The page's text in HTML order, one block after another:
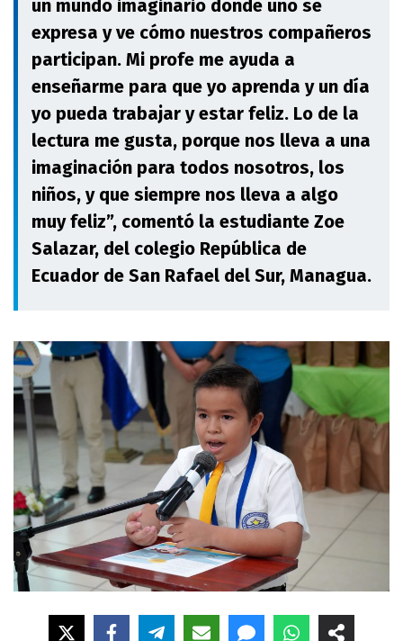
un mundo imaginario donde uno se
expresa y ve cómo nuestros compañeros
participan. Mi profe me ayuda a
enseñarme para que yo aprenda y un día
yo pueda trabajar y estar feliz. Lo de la
lectura me gusta, porque nos lleva a una
imaginación para todos nosotros, los
niños, y que siempre nos lleva a algo
muy feliz”, comentó la estudiante Zoe
Salazar, del colegio República de
Ecuador de San Rafael del Sur, Managua.